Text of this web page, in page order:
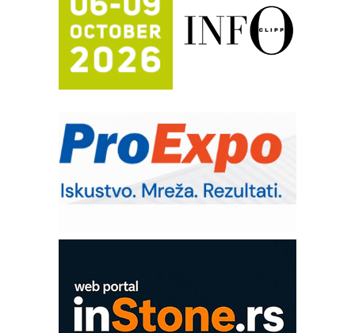
sistema
Trajna oznaka kao dugoročna korist
Bezbednost na prvom mestu!
IB BLUMENAUER - više od 40 godina
poverenja u industriji
– Pametna signalizacija za efikasnije
upravljanje mašinama
Sigurnije ispitivanje transformatora u
solarnim elektranama i vetroparkovima
Pranje točkova na gradilištu- standard
Proizvodnja iC7 Hybrid 1500 VDC
COMBYPACK
EVOKS Maintenance Management